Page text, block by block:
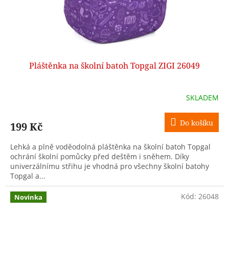
Pláštěnka na školní batoh Topgal ZIGI 26049
SKLADEM
199 Kč Do košíku
Lehká a plně voděodolná pláštěnka na školní batoh Topgal
ochrání školní pomůcky před deštěm i sněhem. Díky
univerzálnímu střihu je vhodná pro všechny školní batohy
Topgal a...
Novinka Kód: 26048